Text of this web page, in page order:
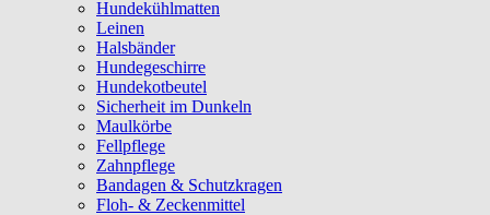
Hundekühlmatten
Leinen
Halsbänder
Hundegeschirre
Hundekotbeutel
Sicherheit im Dunkeln
Maulkörbe
Fellpflege
Zahnpflege
Bandagen & Schutzkragen
Floh- & Zeckenmittel